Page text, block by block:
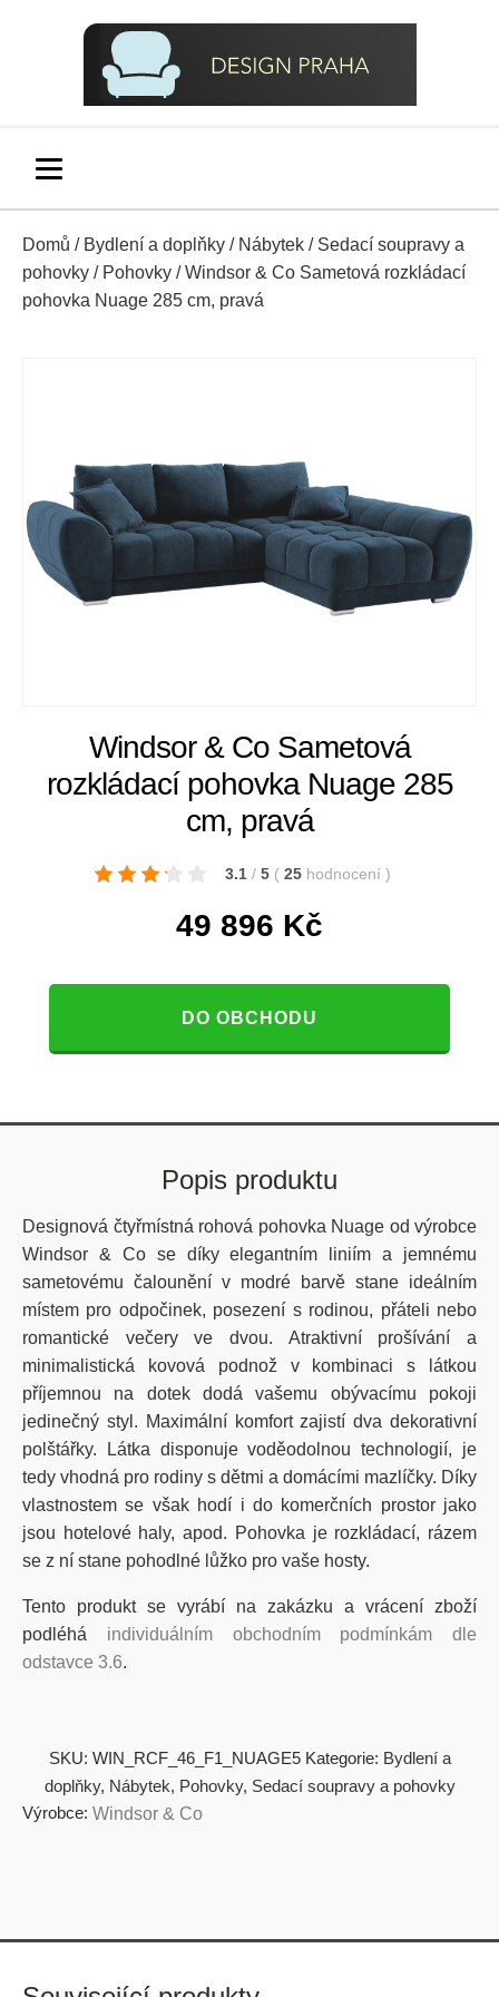
Domů / Bydlení a doplňky / Nábytek / Sedací soupravy a
pohovky / Pohovky / Windsor & Co Sametová rozkládací
pohovka Nuage 285 cm, pravá
Windsor & Co Sametová
rozkládací pohovka Nuage 285
cm, pravá
3.1 / 5 ( 25 hodnocení )
49 896 Kč
DO OBCHODU
Popis produktu
Designová čtyřmístná rohová pohovka Nuage od výrobce
Windsor & Co se díky elegantním liniím a jemnému
sametovému čalounění v modré barvě stane ideálním
místem pro odpočinek, posezení s rodinou, přáteli nebo
romantické večery ve dvou. Atraktivní prošívání a
minimalistická kovová podnož v kombinaci s látkou
příjemnou na dotek dodá vašemu obývacímu pokoji
jedinečný styl. Maximální komfort zajistí dva dekorativní
polštářky.
Látka disponujevoděodolnou technologií, je
tedy vhodná pro rodiny s dětmi a domácími mazlíčky. Díky
vlastnostem se však hodí i do komerčních prostor jako
jsou hotelové haly, apod. Pohovka je rozkládací, rázem
se z ní stane pohodlné lůžko pro vaše hosty.
Tento produkt se vyrábí na zakázku a vrácení zboží
podléhá individuálním obchodním podmínkám dle
odstavce 3.6.
SKU: WIN_RCF_46_F1_NUAGE5 Kategorie: Bydlení a
doplňky, Nábytek, Pohovky, Sedací soupravy a pohovky
Výrobce: Windsor & Co